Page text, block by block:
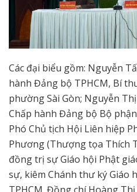
Các đại biểu gồm: Nguyễn
hành Đảng bộ TPHCM, Bí
phường Sài Gòn; Nguyễn
Chấp hành Đảng bộ Bộ
Phó Chủ tịch Hội Liên hiệp
Phương (Thượng tọa Thích
đồng trị sự Giáo hội Phật
sự, kiêm Chánh thư ký Giáo